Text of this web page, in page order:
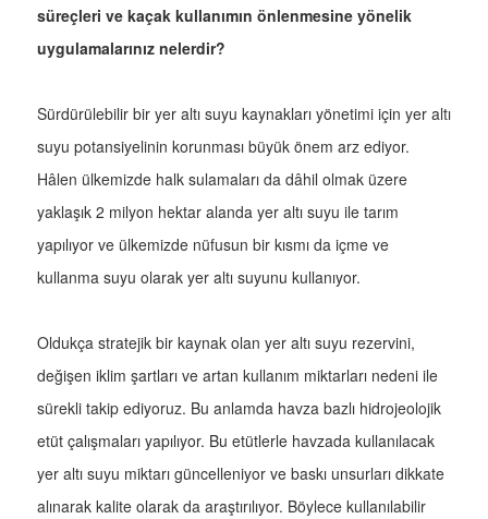
süreçleri ve kaçak kullanımın önlenmesine yönelik
uygulamalarınız nelerdir?
Sürdürülebilir bir yer altı suyu kaynakları yönetimi için yer altı
suyu potansiyelinin korunması büyük önem arz ediyor.
Hâlen ülkemizde halk sulamaları da dâhil olmak üzere
yaklaşık 2 milyon hektar alanda yer altı suyu ile tarım
yapılıyor ve ülkemizde nüfusun bir kısmı da içme ve
kullanma suyu olarak yer altı suyunu kullanıyor.
Oldukça stratejik bir kaynak olan yer altı suyu rezervini,
değişen iklim şartları ve artan kullanım miktarları nedeni ile
sürekli takip ediyoruz. Bu anlamda havza bazlı hidrojeolojik
etüt çalışmaları yapılıyor. Bu etütlerle havzada kullanılacak
yer altı suyu miktarı güncelleniyor ve baskı unsurları dikkate
alınarak kalite olarak da araştırılıyor. Böylece kullanılabilir